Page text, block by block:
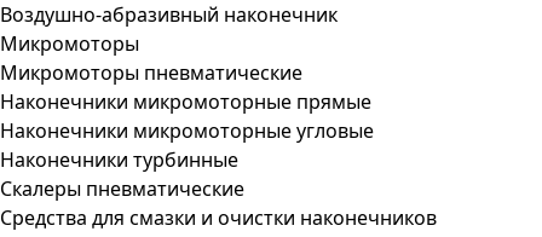
Воздушно-абразивный наконечник
Микромоторы
Микромоторы пневматические
Наконечники микромоторные прямые
Наконечники микромоторные угловые
Наконечники турбинные
Скалеры пневматические
Средства для смазки и очистки наконечников